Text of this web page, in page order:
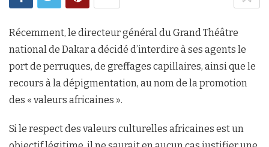
Récemment, le directeur général du Grand Théâtre
national de Dakar a décidé d’interdire à ses agents le
port de perruques, de greffages capillaires, ainsi que le
recours à la dépigmentation, au nom de la promotion
des « valeurs africaines ».
Si le respect des valeurs culturelles africaines est un